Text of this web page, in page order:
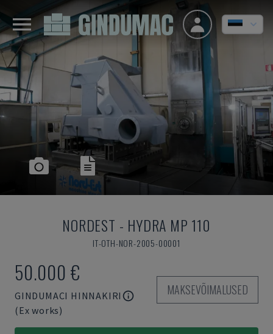
NORDEST - HYDRA MP 110
IT-OTH-NOR-2005-00001
50.000 €
GINDUMACI HINNAKIRI
(Ex works)
MAKSEVÕIMALUSED